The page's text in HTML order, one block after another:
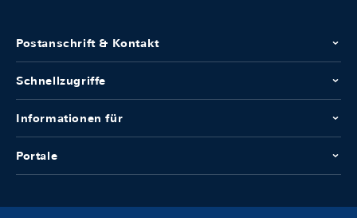
Postanschrift & Kontakt
Schnellzugriffe
Informationen für
Portale